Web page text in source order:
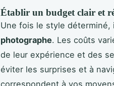
Établir un budget clair et
Une fois le style
photographe. Les coûts
de leur expérience et des
éviter les surprises et à